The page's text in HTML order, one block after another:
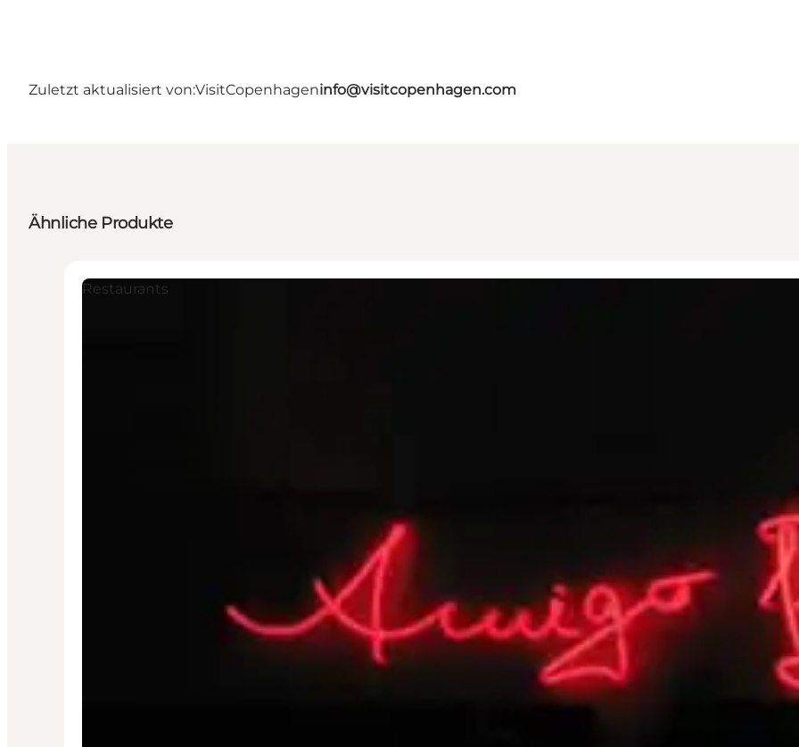
Zuletzt aktualisiert von:VisitCopenhageninfo@visitcopenhagen.com
Ähnliche Produkte
Restaurants